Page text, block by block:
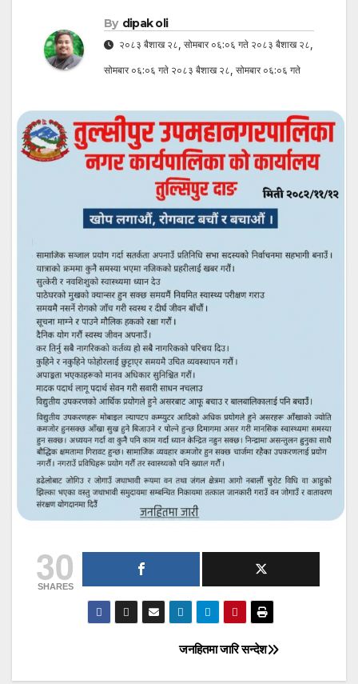
By dipak oli
२०८३ बैशाख २८, सोमबार ०६:०६ गते २०८३ बैशाख २८,
सोमबार ०६:०६ गते २०८३ बैशाख २८, सोमबार ०६:०६ गते
30
SHARES
जनहितमा जारि सन्देश